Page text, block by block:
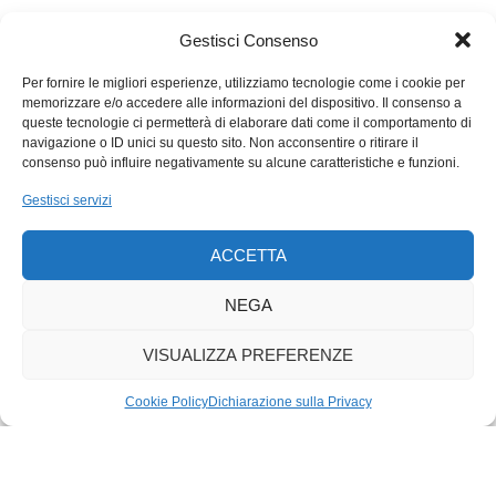
Gestisci Consenso
Per fornire le migliori esperienze, utilizziamo tecnologie come i cookie per
memorizzare e/o accedere alle informazioni del dispositivo. Il consenso a
queste tecnologie ci permetterà di elaborare dati come il comportamento di
navigazione o ID unici su questo sito. Non acconsentire o ritirare il
consenso può influire negativamente su alcune caratteristiche e funzioni.
Gestisci servizi
ACCETTA
NEGA
VISUALIZZA PREFERENZE
Cookie PolicyDichiarazione sulla Privacy
«Ma lei è certamente in grado di organizzare un delitto
perfetto», dico.
«Naturalmente», dice Ornella Baggio. «Sono vedova da
vent’anni».
«Spari», dice Ornella Baggio.
«Autore morto, libro best seller», dico.
«Ma l’editore può pubblicare il libro se l’autore è defunto?»,
«Se c’è un contratto firmato, senz’altro», dico. «Immagino che